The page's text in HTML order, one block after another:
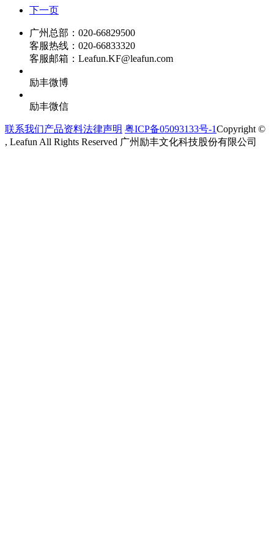
下一页
广州总部：020-66829500
客服热线：020-66833320
客服邮箱：Leafun.KF@leafun.com
励丰微博
励丰微信
联系我们产品资料法律声明 粤ICP备05093133号-1Copyright ©
, Leafun All Rights Reserved 广州励丰文化科技股份有限公司